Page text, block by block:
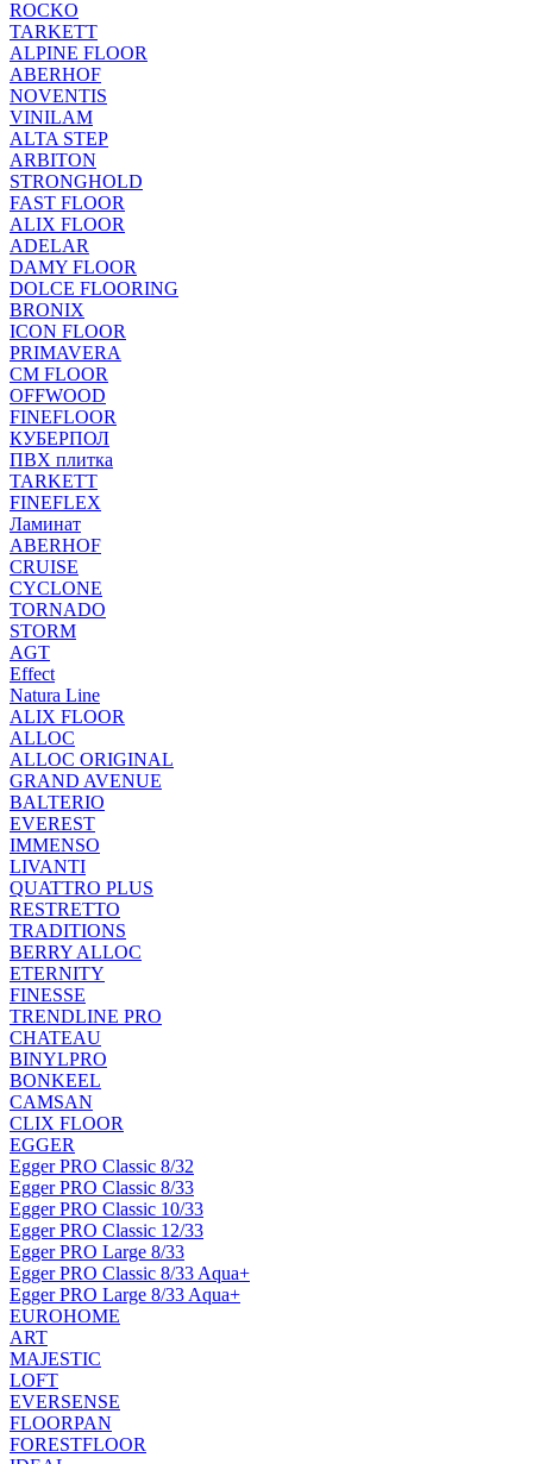
ROCKO
TARKETT
ALPINE FLOOR
ABERHOF
NOVENTIS
VINILAM
ALTA STEP
ARBITON
STRONGHOLD
FAST FLOOR
ALIX FLOOR
ADELAR
DAMY FLOOR
DOLCE FLOORING
BRONIX
ICON FLOOR
PRIMAVERA
CM FLOOR
OFFWOOD
FINEFLOOR
КУБЕРПОЛ
ПВХ плитка
TARKETT
FINEFLEX
Ламинат
ABERHOF
CRUISE
CYCLONE
TORNADO
STORM
AGT
Effect
Natura Line
ALIX FLOOR
ALLOC
ALLOC ORIGINAL
GRAND AVENUE
BALTERIO
EVEREST
IMMENSO
LIVANTI
QUATTRO PLUS
RESTRETTO
TRADITIONS
BERRY ALLOC
ETERNITY
FINESSE
TRENDLINE PRO
CHATEAU
BINYLPRO
BONKEEL
CAMSAN
CLIX FLOOR
EGGER
Egger PRO Classic 8/32
Egger PRO Classic 8/33
Egger PRO Classic 10/33
Egger PRO Classic 12/33
Egger PRO Large 8/33
Egger PRO Classic 8/33 Aqua+
Egger PRO Large 8/33 Aqua+
EUROHOME
ART
MAJESTIC
LOFT
EVERSENSE
FLOORPAN
FORESTFLOOR